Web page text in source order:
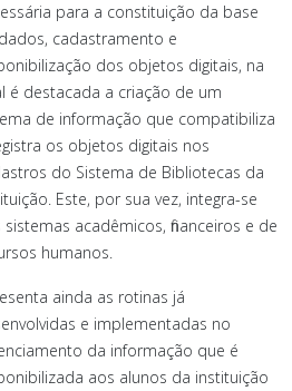
para a constituição da base
cadastramento e
dos objetos digitais, na
é destacada a criação de um
de informação que compatibiliza
os objetos digitais nos
do Sistema de Bibliotecas da
Este, por sua vez, integra-se
sistemas acadêmicos, financeiros e de
humanos.
ainda as rotinas já
e implementadas no
da informação que é
aos alunos da instituição